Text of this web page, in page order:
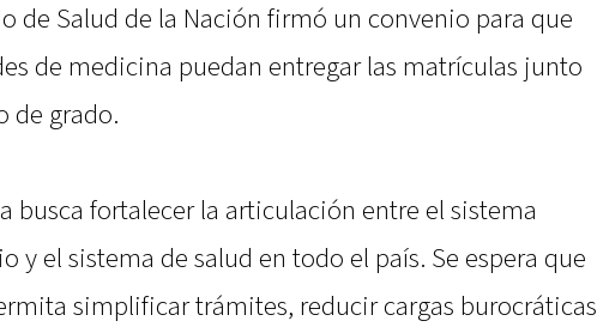
de Salud de la Nación firmó un convenio para que
de medicina puedan entregar las matrículas junto
de grado.
busca fortalecer la articulación entre el sistema
y el sistema de salud en todo el país. Se espera que
simplificar trámites, reducir cargas burocráticas